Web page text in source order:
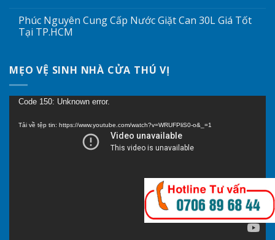
Phúc Nguyên Cung Cấp Nước Giặt Can 30L Giá Tốt
Tại TP.HCM
MẸO VỆ SINH NHÀ CỬA THÚ VỊ
Trình
Code 150: Unknown error.
Tải về tệp tin: https://www.youtube.com/watch?v=WRUFPliS0-o&_=1